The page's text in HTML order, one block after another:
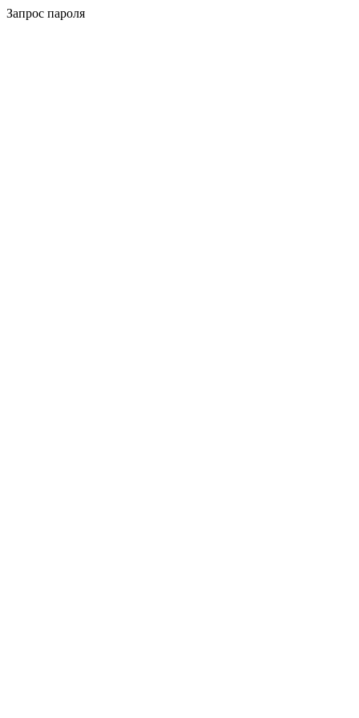
Запрос пароля